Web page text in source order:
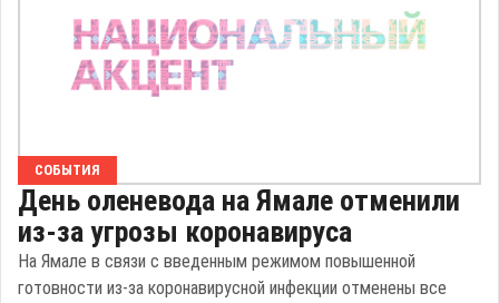
СОБЫТИЯ
День оленевода на Ямале отменили
из-за угрозы коронавируса
На Ямале в связи с введенным режимом повышенной
готовности из-за коронавирусной инфекции отменены все